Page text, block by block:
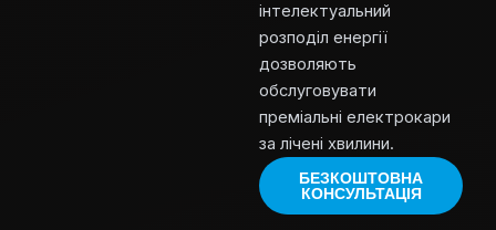
інтелектуальний
розподіл енергії
дозволяють
обслуговувати
преміальні електрокари
за лічені хвилини.
БЕЗКОШТОВНА
КОНСУЛЬТАЦІЯ